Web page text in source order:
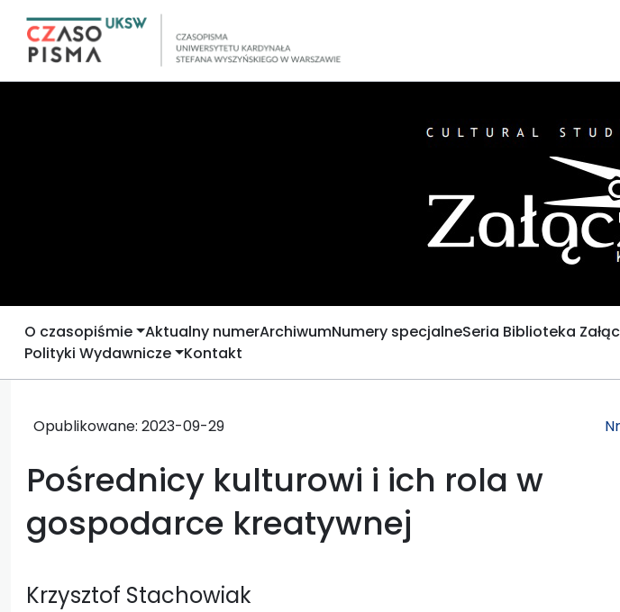
O czasopiśmie Aktualny numerArchiwumNumery specjalneSeria Biblioteka
Polityki Wydawnicze Kontakt
Opublikowane: 2023-09-29
Pośrednicy kulturowi i ich rola w
gospodarce kreatywnej
Krzysztof Stachowiak